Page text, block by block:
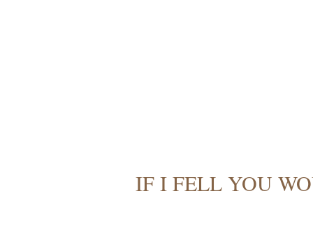
IF I FELL YOU